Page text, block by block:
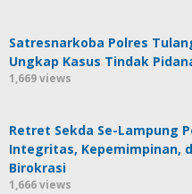
Satresnarkoba Polres
Ungkap Kasus Tindak
1,669 views
Retret Sekda Se-Lampung
Integritas, Kepemimpinan,
Birokrasi
1,666 views